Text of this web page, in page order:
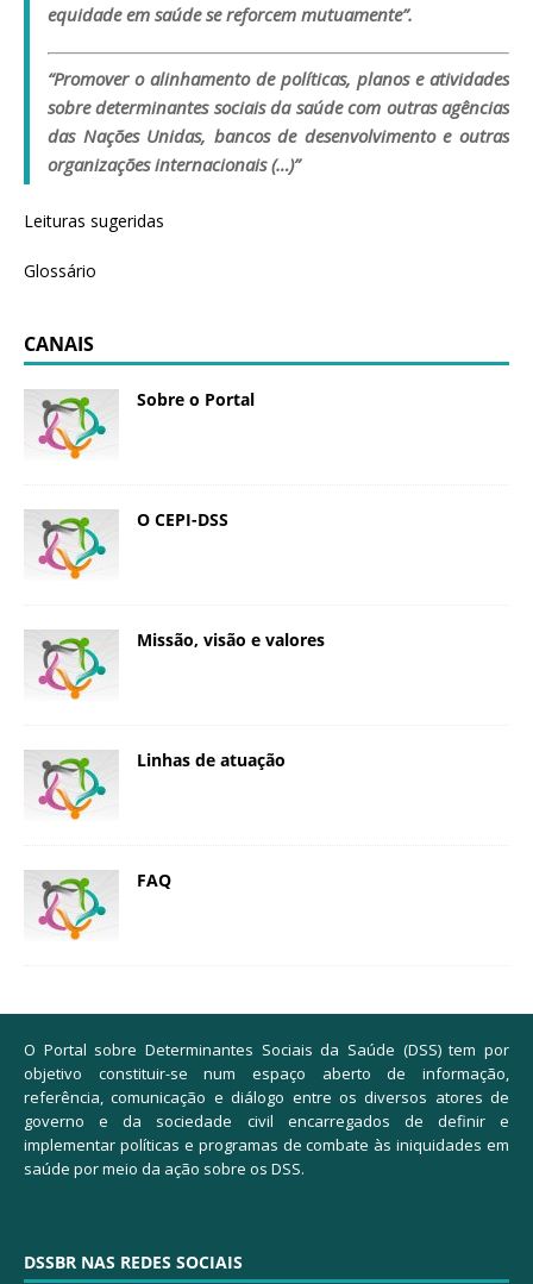
equidade em saúde se reforcem mutuamente”.
“Promover o alinhamento de políticas, planos e atividades
sobre determinantes sociais da saúde com outras agências
das Nações Unidas, bancos de desenvolvimento e outras
organizações internacionais (…)”
Leituras sugeridas
Glossário
CANAIS
Sobre o Portal
O CEPI-DSS
Missão, visão e valores
Linhas de atuação
FAQ
O Portal sobre Determinantes Sociais da Saúde (DSS) tem por
objetivo constituir-se num espaço aberto de informação,
referência, comunicação e diálogo entre os diversos atores de
governo e da sociedade civil encarregados de definir e
implementar políticas e programas de combate às iniquidades em
saúde por meio da ação sobre os DSS.
DSSBR NAS REDES SOCIAIS